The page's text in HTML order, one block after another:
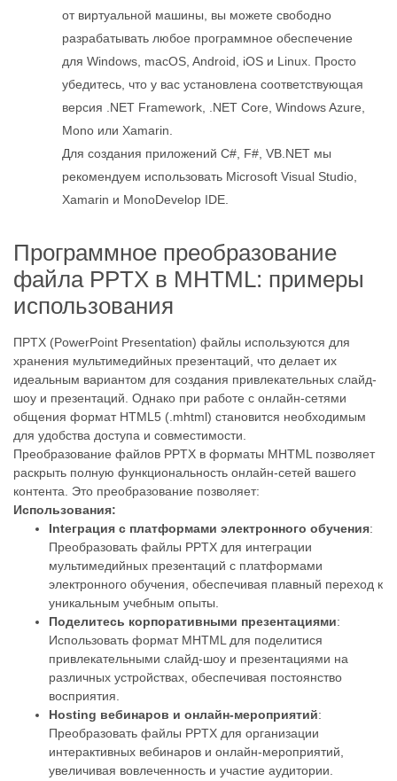
от виртуальной машины, вы можете свободно
разрабатывать любое программное обеспечение
для Windows, macOS, Android, iOS и Linux. Просто
убедитесь, что у вас установлена соответствующая
версия .NET Framework, .NET Core, Windows Azure,
Mono или Xamarin.
Для создания приложений C#, F#, VB.NET мы
рекомендуем использовать Microsoft Visual Studio,
Xamarin и MonoDevelop IDE.
Программное преобразование
файла PPTX в MHTML: примеры
использования
ПPTX (PowerPoint Presentation) файлы используются для
хранения мультимедийных презентаций, что делает их
идеальным вариантом для создания привлекательных слайд-
шоу и презентаций. Однако при работе с онлайн-сетями
общения формат HTML5 (.mhtml) становится необходимым
для удобства доступа и совместимости.
Преобразование файлов PPTX в форматы MHTML позволяет
раскрыть полную функциональность онлайн-сетей вашего
контента. Это преобразование позволяет:
Использования:
Intеграция с платформами электронного обучения:
Преобразовать файлы PPTX для интеграции
мультимедийных презентаций с платформами
электронного обучения, обеспечивая плавный переход к
уникальным учебным опыты.
Поделитесь корпоративными презентациями:
Использовать формат MHTML для поделитися
привлекательными слайд-шоу и презентациями на
различных устройствах, обеспечивая постоянство
восприятия.
Hosting вебинаров и онлайн-мероприятий:
Преобразовать файлы PPTX для организации
интерактивных вебинаров и онлайн-мероприятий,
увеличивая вовлеченность и участие аудитории.